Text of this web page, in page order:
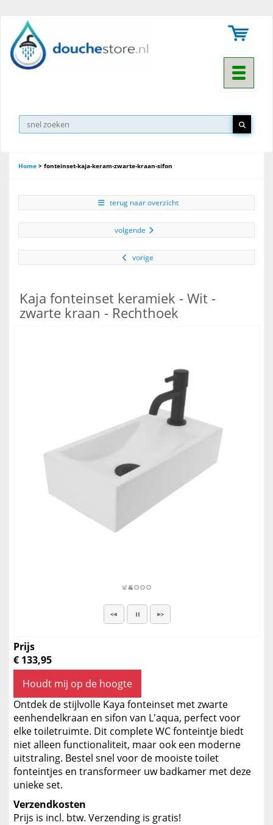
Toggle
Home > fonteinset-kaja-keram-zwarte-kraan-sifon
terug naar overzicht
volgende
vorige
Kaja fonteinset keramiek - Wit -
zwarte kraan - Rechthoek
Prijs
€ 133,95
Houdt mij op de hoogte
Ontdek de stijlvolle Kaya fonteinset met zwarte
eenhendelkraan en sifon van L'aqua, perfect voor
elke toiletruimte. Dit complete WC fonteintje biedt
niet alleen functionaliteit, maar ook een moderne
uitstraling. Bestel snel voor de mooiste toilet
fonteintjes en transformeer uw badkamer met deze
unieke set.
Verzendkosten
Prijs is incl. btw. Verzending is gratis!